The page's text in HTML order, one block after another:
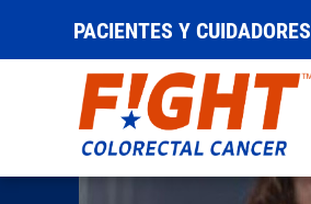
contenido
PACIENTES Y CUIDADORES